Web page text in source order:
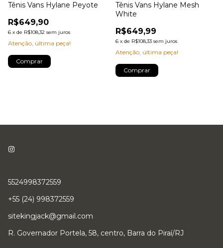
Tênis Vans Hylane Peyote
R$649,90
6 x de R$108,32 sem juros
Atenção, última peça!
Comprar
Tênis Vans Hylane Mesh
White
R$649,99
6 x de R$108,33 sem juros
Atenção, última peça!
Comprar
5524998372559
+55 (24) 998372559
sitekingjack@gmail.com
R. Governador Portela, 58, centro, Barra do Piraí/RJ